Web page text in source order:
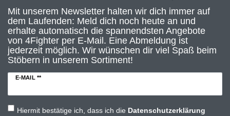
Mit unserem Newsletter halten wir dich immer auf
dem Laufenden: Meld dich noch heute an und
erhalte automatisch die spannendsten Angebote
von 4Fighter per E-Mail. Eine Abmeldung ist
jederzeit möglich. Wir wünschen dir viel Spaß beim
Stöbern in unserem Sortiment!
E-MAIL **
Hiermit bestätige ich, dass ich die Daten­schutz­erklärung